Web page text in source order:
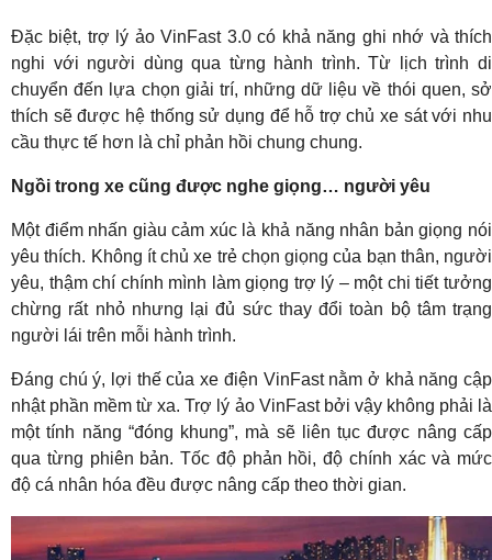
Đặc biệt, trợ lý ảo VinFast 3.0 có khả năng ghi nhớ và thích
nghi với người dùng qua từng hành trình. Từ lịch trình di
chuyển đến lựa chọn giải trí, những dữ liệu về thói quen, sở
thích sẽ được hệ thống sử dụng để hỗ trợ chủ xe sát với nhu
cầu thực tế hơn là chỉ phản hồi chung chung.
Ngồi trong xe cũng được nghe giọng… người yêu
Một điểm nhấn giàu cảm xúc là khả năng nhân bản giọng nói
yêu thích. Không ít chủ xe trẻ chọn giọng của bạn thân, người
yêu, thậm chí chính mình làm giọng trợ lý – một chi tiết tưởng
chừng rất nhỏ nhưng lại đủ sức thay đổi toàn bộ tâm trạng
người lái trên mỗi hành trình.
Đáng chú ý, lợi thế của xe điện VinFast nằm ở khả năng cập
nhật phần mềm từ xa. Trợ lý ảo VinFast bởi vậy không phải là
một tính năng “đóng khung”, mà sẽ liên tục được nâng cấp
qua từng phiên bản. Tốc độ phản hồi, độ chính xác và mức
độ cá nhân hóa đều được nâng cấp theo thời gian.